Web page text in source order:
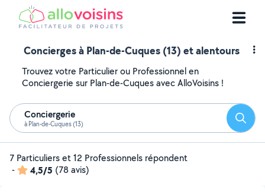
Concierges à Plan-de-Cuques (13) et alentours
Trouvez votre Particulier ou Professionnel en
Conciergerie sur Plan-de-Cuques avec AlloVoisins !
Conciergerie
à Plan-de-Cuques (13)
7 Particuliers et 12 Professionnels répondent
-
4,5/5 (78 avis)